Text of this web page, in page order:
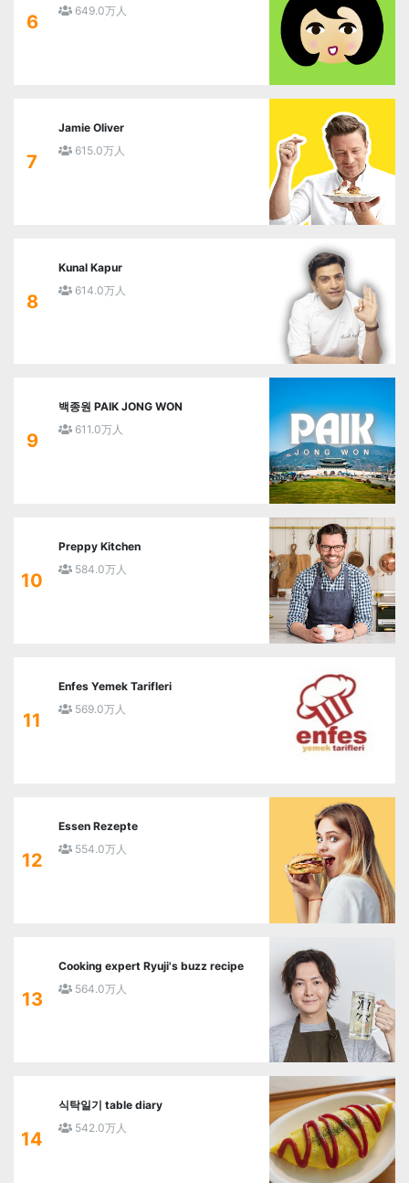
6
649.0万人
7
Jamie Oliver
615.0万人
8
Kunal Kapur
614.0万人
9
백종원 PAIK JONG WON
611.0万人
10
Preppy Kitchen
584.0万人
11
Enfes Yemek Tarifleri
569.0万人
12
Essen Rezepte
554.0万人
13
Cooking expert Ryuji's buzz recipe
564.0万人
14
식탁일기 table diary
542.0万人